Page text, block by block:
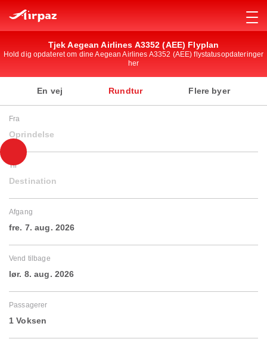
Tjek Aegean Airlines A3352 (AEE) Flyplan
Hold dig opdateret om dine Aegean Airlines A3352 (AEE) flystatusopdateringer
her
En vej Rundtur Flere byer
Fra
Oprindelse
Til
Destination
Afgang
fre. 7. aug. 2026
Vend tilbage
lør. 8. aug. 2026
Passagerer
1 Voksen